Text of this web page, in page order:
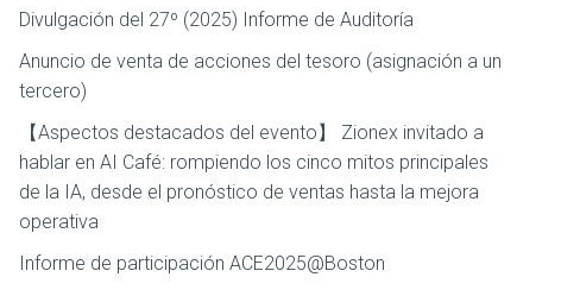
Divulgación del 27º (2025) Informe de Auditoría
Anuncio de venta de acciones del tesoro (asignación a un
tercero)
【Aspectos destacados del evento】 Zionex invitado a
hablar en AI Café: rompiendo los cinco mitos principales
de la IA, desde el pronóstico de ventas hasta la mejora
operativa
Informe de participación ACE2025@Boston